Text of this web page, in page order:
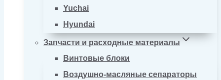
Yuchai
Hyundai
Запчасти и расходные материалы
Винтовые блоки
Воздушно-масляные сепараторы